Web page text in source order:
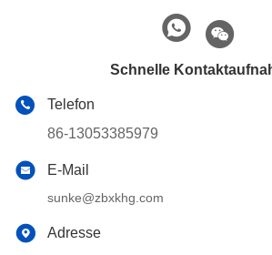
Schnelle
Telefon
86-13053385979
E-Mail
sunke@zbxkhg.com
Adresse